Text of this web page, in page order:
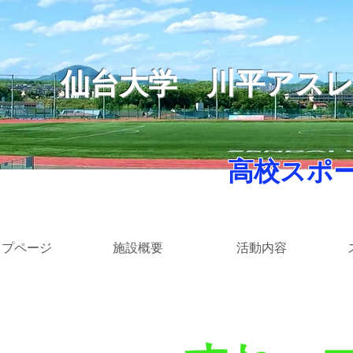
仙台大学川平アス
高校スポ
ページ 施設概要 活動内容